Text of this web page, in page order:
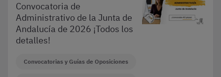
Convocatoria de
Administrativo de la Junta de
Andalucía de 2026 ¡Todos los
detalles!
Convocatorias y Guías de Oposiciones